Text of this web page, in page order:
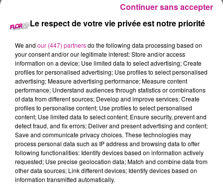
semaines a annoncé son retour en 2021 dans la série de TF1
“Demain nous appartient”. Elle avait quitté la série en Juin
attendre que les scénaristes aient le temps d’écrire son
retour.
TITRES DIFFUSÉS Voir plus
13h10
13h10
BEYONCE
13h07
13h07
RIVIERA
13h04
13h04
Le respect de votre vie privée est notre priorité
We and our (447) partnersdo the following data processing based on
your consent and/or our legitimate interest: Store and/or access
information on a device; Use limited data to select advertising; Create
profiles for personalised advertising; Use profiles to select personalised
advertising; Measure advertising performance; Measure content
performance; Understand audiences through statistics or combinations
of data from different sources; Develop and improve services; Create
profiles to personalise content; Use profiles to select personalised
content; Use limited data to select content; Ensure security, prevent and
detect fraud, and fix errors; Deliver and present advertising and content;
Save and communicate privacy choices. These technologies may
process personal data such as IP address and browsing data to offer
following functionalities: Identify devices based on information actively
requested; Use precise geolocation data; Match and combine data from
other data sources; Link different devices; Identify devices based on
information transmitted automatically.
Continuer sans accepter